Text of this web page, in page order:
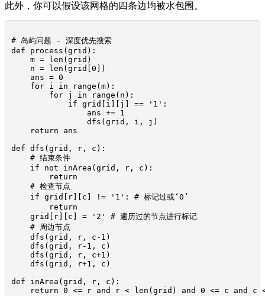
此外，你可以假设该网格的四条边均被水包围。
# 岛屿问题 - 深度优先搜索
def process(grid):
    m = len(grid)
    n = len(grid[0])
    ans = 0
    for i in range(m):
        for j in range(n):
            if grid[i][j] == '1':
                ans += 1
                dfs(grid, i, j)
    return ans
def dfs(grid, r, c):
    # 结束条件
    if not inArea(grid, r, c):
        return
    # 检查节点
    if grid[r][c] != '1': # 标记过或‘0’
        return
    grid[r][c] = '2' # 遍历过的节点进行标记
    # 周边节点
    dfs(grid, r, c-1)
    dfs(grid, r-1, c)
    dfs(grid, r, c+1)
    dfs(grid, r+1, c)
def inArea(grid, r, c):
return 0 <= r and r < len(grid) and 0 <= c and c